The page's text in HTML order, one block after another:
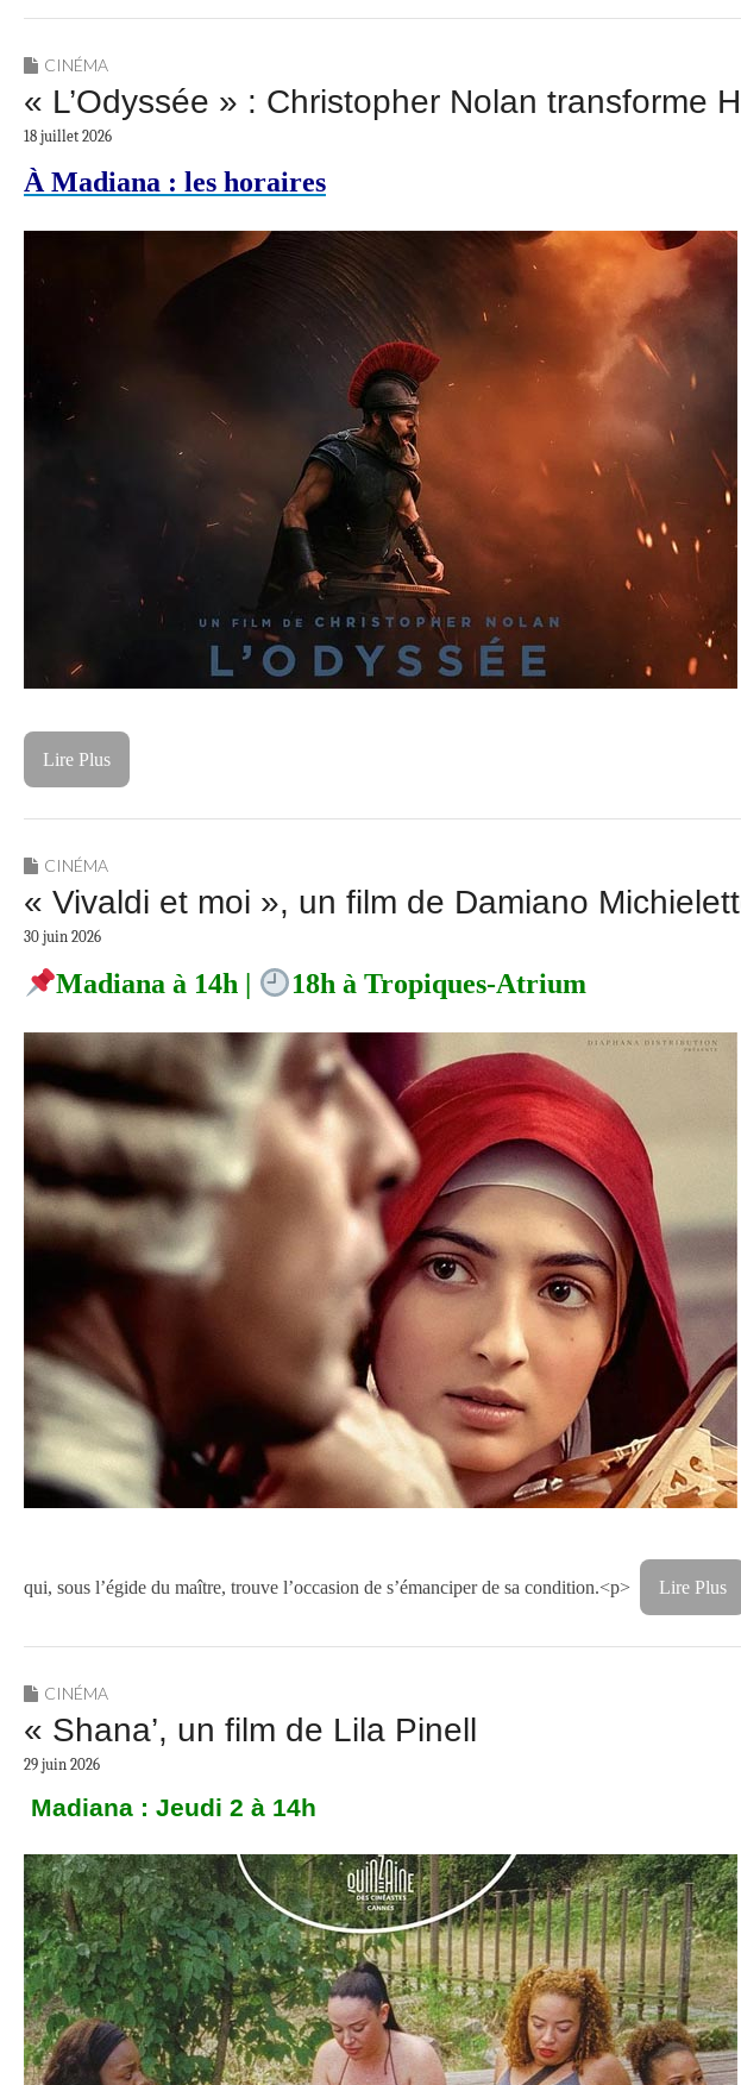
CINÉMA
« L’Odyssée » : Christopher Nolan transforme
18 juillet 2026
À Madiana : les horaires
Lire Plus
CINÉMA
« Vivaldi et moi », un film de Damiano
30 juin 2026
Madiana à 14h | 18h à Tropiques-Atrium
qui, sous l’égide du maître, trouve l’occasion de s’émanciper de sa condition.<p> Lire Plus
CINÉMA
« Shana’, un film de Lila Pinell
29 juin 2026
Madiana : Jeudi 2 à 14h